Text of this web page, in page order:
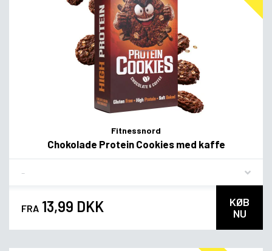
Fitnessnord
Chokolade Protein Cookies med kaffe
FRA 13,99 DKK
KØB
NU